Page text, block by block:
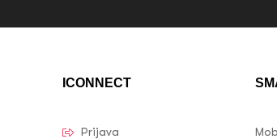
ICONNECT
Prijava